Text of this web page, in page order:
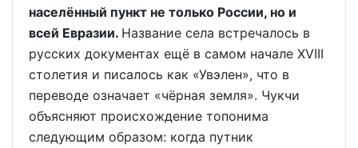
населённый пункт не только России, но и
всей Евразии. Название села встречалось в
русских документах ещё в самом начале XVIII
столетия и писалось как «Увэлен», что в
переводе означает «чёрная земля». Чукчи
объясняют происхождение топонима
следующим образом: когда путник